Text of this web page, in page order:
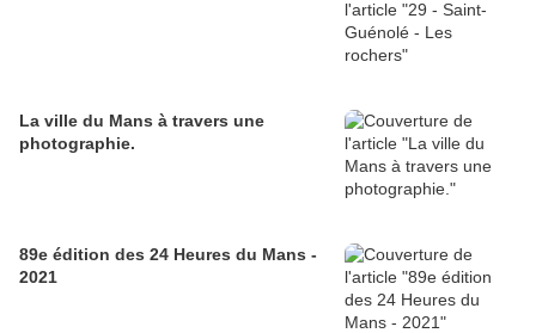
La ville du Mans à travers une
photographie.
89e édition des 24 Heures du Mans -
2021